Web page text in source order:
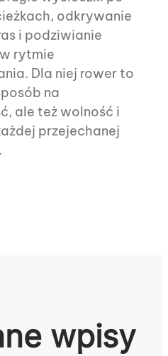
odkrywanie
i podziwianie
rytmie
Dla niej rower to
na
ale też wolność i
przejechanej
wpisy